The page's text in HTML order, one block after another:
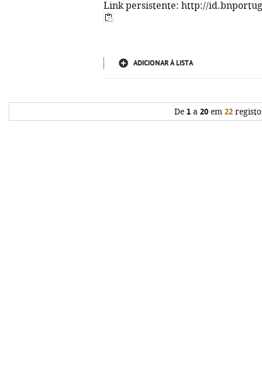
Link persistente: http://
ADICIONAR À LISTA
De 1a 20em 22